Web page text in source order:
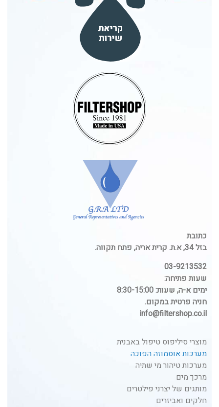
כתובת
בזל 34, א.ת. קרית אריה, פתח תקווה.
03-9213532
שעות פתיחה:
ימים א-ה, שעות: 8:30-15:00
חניה פרטית במקום.
info@filtershop.co.il
מוצרי סיליפוס טיפול באבנית
מערכות אוסמוזה הפוכה
מערכות טיהור מי שתיה
מרכך מים
מותגים של יצרני פילטרים
חלקים ואביזרים